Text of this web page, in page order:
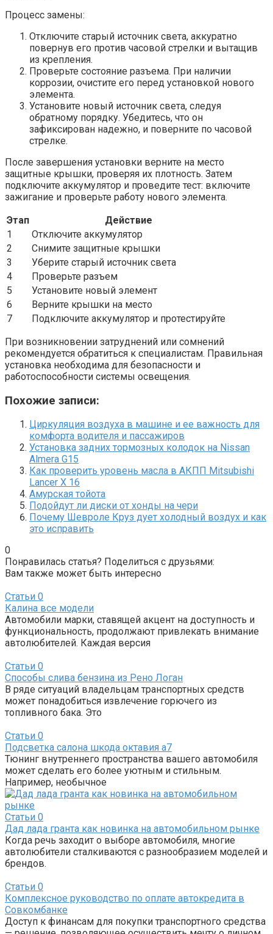
Процесс замены:
Отключите старый источник света, аккуратно
повернув его против часовой стрелки и вытащив
из крепления.
Проверьте состояние разъема. При наличии
коррозии, очистите его перед установкой нового
элемента.
Установите новый источник света, следуя
обратному порядку. Убедитесь, что он
зафиксирован надежно, и поверните по часовой
стрелке.
После завершения установки верните на место
защитные крышки, проверяя их плотность. Затем
подключите аккумулятор и проведите тест: включите
зажигание и проверьте работу нового элемента.
Этап
Действие
1
Отключите аккумулятор
2
Снимите защитные крышки
3
Уберите старый источник света
4
Проверьте разъем
5
Установите новый элемент
6
Верните крышки на место
7
Подключите аккумулятор и протестируйте
При возникновении затруднений или сомнений
рекомендуется обратиться к специалистам. Правильная
установка необходима для безопасности и
работоспособности системы освещения.
Похожие записи:
Циркуляция воздуха в машине и ее важность для
комфорта водителя и пассажиров
Установка задних тормозных колодок на Nissan
Almera G15
Как проверить уровень масла в АКПП Mitsubishi
Lancer X 16
Амурская тойота
Подойдут ли диски от хонды на чери
Почему Шевроле Круз дует холодный воздух и как
это исправить
0
Понравилась статья? Поделиться с друзьями:
Вам также может быть интересно
Статьи 0
Калина все модели
Автомобили марки, ставящей акцент на доступность и
функциональность, продолжают привлекать внимание
автолюбителей. Каждая версия
Статьи 0
Способы слива бензина из Рено Логан
В ряде ситуаций владельцам транспортных средств
может понадобиться извлечение горючего из
топливного бака. Это
Статьи 0
Подсветка салона шкода октавия а7
Тюнинг внутреннего пространства вашего автомобиля
может сделать его более уютным и стильным.
Например, необычное
Статьи 0
Дад лада гранта как новинка на автомобильном рынке
Когда речь заходит о выборе автомобиля, многие
автолюбители сталкиваются с разнообразием моделей и
брендов.
Статьи 0
Комплексное руководство по оплате автокредита в
Совкомбанке
Доступ к финансам для покупки транспортного средства